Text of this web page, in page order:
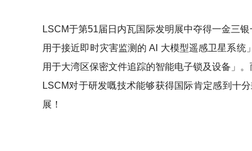
LSCM于第51届日内瓦国际发明展中夺得一金三
用于接近即时灾害监测的 AI 大模型遥感卫星系
用于大湾区保密文件追踪的智能电子锁及设备」
LSCM对于研发嘅技术能够获得国际肯定感到十
展！